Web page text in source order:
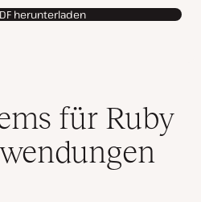
herunterladen
für Ruby